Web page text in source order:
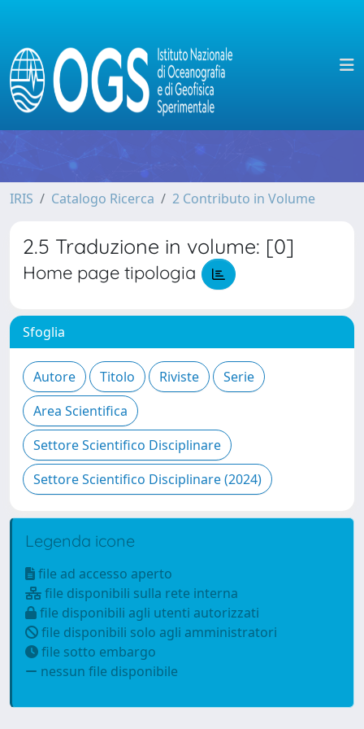
IRIS Catalogo Ricerca 2 Contributo in Volume
2.5 Traduzione in volume: [0]
Home page tipologia
Sfoglia
Legenda icone
file ad accesso aperto
file disponibili sulla rete interna
file disponibili agli utenti autorizzati
file disponibili solo agli amministratori
file sotto embargo
nessun file disponibile